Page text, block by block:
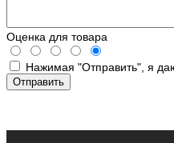
Оценка для товара
Нажимая "Отправить", я